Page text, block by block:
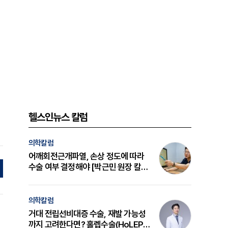
헬스인뉴스 칼럼
의학칼럼
어깨회전근개파열, 손상 정도에 따라
수술 여부 결정해야 [박근민 원장 칼
의학칼럼
거대 전립선비대증 수술, 재발 가능성
까지 고려한다면? 홀렙수술(HoLEP)